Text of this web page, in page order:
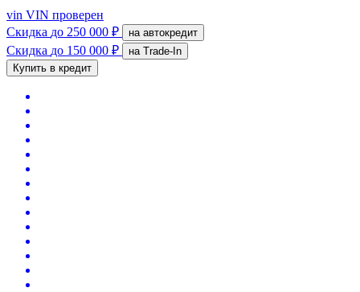
vin VIN проверен
Скидка до 250 000 ₽ на автокредит
Скидка до 150 000 ₽
на Trade-In
Купить в кредит